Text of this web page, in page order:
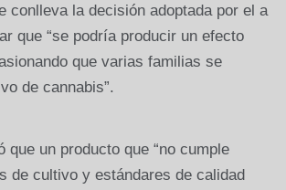
conlleva la decisión adoptada por el a
que “se podría producir un efecto
que varias familias se
de cannabis”.
que un producto que “no cumple
de cultivo y estándares de calidad